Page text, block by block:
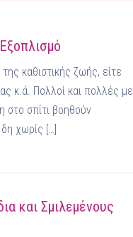
καθιστικής ζωής, είτε
κ.ά. Πολλοί και πολλές με
στο σπίτι βοηθούν
χωρίς […]
και Σμιλεμένους